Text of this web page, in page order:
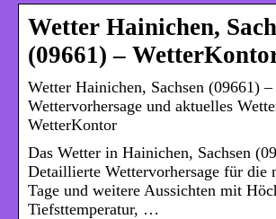
Wetter Hainichen,
(09661) –
Wetter Hainichen, Sachsen (09661) –
Wettervorhersage und aktuelles
WetterKontor
Das Wetter in Hainichen, Sachsen
Detaillierte Wettervorhersage für die
Tage und weitere Aussichten mit
Tiefsttemperatur, …